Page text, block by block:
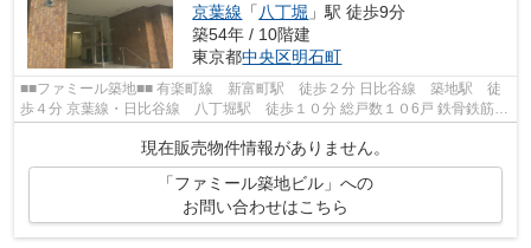
京葉線 「 八丁堀 」駅 徒歩9分
築54年 / 10階建
東京都中央区明石町
■■ファミール築地■■ 有楽町線 新富町駅 徒歩２分 日比谷線 築地駅 徒
歩４分 京葉線・日比谷線 八丁堀駅 徒歩１０分 総戸数１０6戸 鉄骨鉄筋コ
現在販売物件情報がありません。
「ファミール築地ビル」への
お問い合わせはこちら